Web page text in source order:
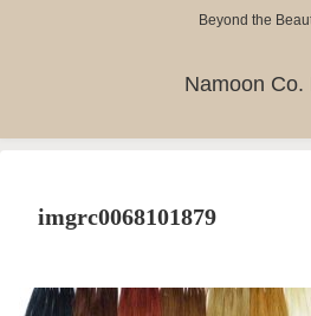
Beyond the
Namoon Co.
imgrc0068101879